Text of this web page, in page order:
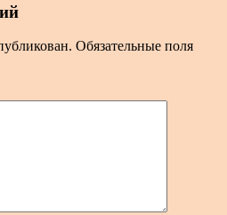
Обязательные поля